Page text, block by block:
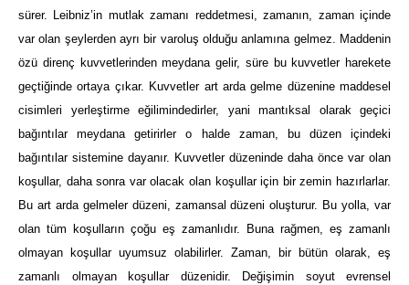
sürer. Leibniz’in mutlak zamanı reddetmesi, zamanın, zaman içinde
var olan şeylerden ayrı bir varoluş olduğu anlamına gelmez. Maddenin
özü direnç kuvvetlerinden meydana gelir, süre bu kuvvetler harekete
geçtiğinde ortaya çıkar. Kuvvetler art arda gelme düzenine maddesel
cisimleri yerleştirme eğilimindedirler, yani mantıksal olarak geçici
bağıntılar meydana getirirler o halde zaman, bu düzen içindeki
bağıntılar sistemine dayanır. Kuvvetler düzeninde daha önce var olan
koşullar, daha sonra var olacak olan koşullar için bir zemin hazırlarlar.
Bu art arda gelmeler düzeni, zamansal düzeni oluşturur. Bu yolla, var
olan tüm koşulların çoğu eş zamanlıdır. Buna rağmen, eş zamanlı
olmayan koşullar uyumsuz olabilirler. Zaman, bir bütün olarak, eş
zamanlı olmayan koşullar düzenidir. Değişimin soyut evrensel